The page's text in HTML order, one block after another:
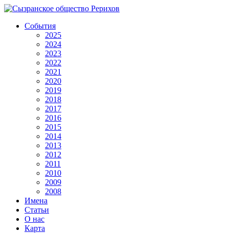
События
2025
2024
2023
2022
2021
2020
2019
2018
2017
2016
2015
2014
2013
2012
2011
2010
2009
2008
Имена
Статьи
О нас
Карта